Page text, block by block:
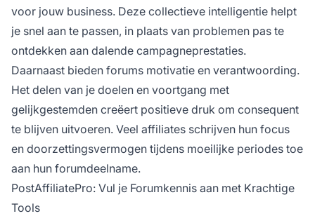
voor jouw business. Deze collectieve intelligentie helpt
je snel aan te passen, in plaats van problemen pas te
ontdekken aan dalende campagneprestaties.
Daarnaast bieden forums motivatie en verantwoording.
Het delen van je doelen en voortgang met
gelijkgestemden creëert positieve druk om consequent
te blijven uitvoeren. Veel affiliates schrijven hun focus
en doorzettingsvermogen tijdens moeilijke periodes toe
aan hun forumdeelname.
PostAffiliatePro: Vul je Forumkennis aan met Krachtige
Tools